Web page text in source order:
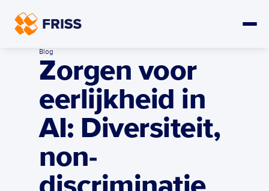
Blog
Zorgen voor
eerlijkheid in
AI: Diversiteit,
non-